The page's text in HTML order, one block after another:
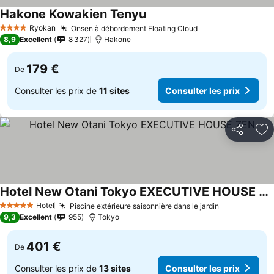
4 Étoiles Ryokan Onsen à débordement Floating CloudConsulter les
Hakone Kowakien TenyuConsulter les prix
8,9 Excellent 8 327 Hakone
De 179 €
Consulter les prix de 11 sites Consulter les prix
Partager
5 Étoiles Hotel Piscine extérieure saisonnière dans le jardin
Hotel New Otani Tokyo EXECUTIVE HOUSE ZEN
Consulter les prix
9,3 Excellent 955 Tokyo
De 401 €
Consulter les prix de 13 sites Consulter les prix